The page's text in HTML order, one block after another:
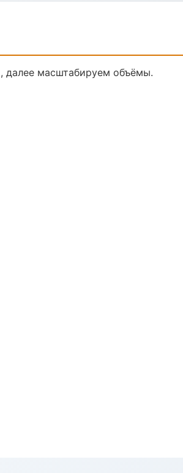
далее масштабируем объёмы.